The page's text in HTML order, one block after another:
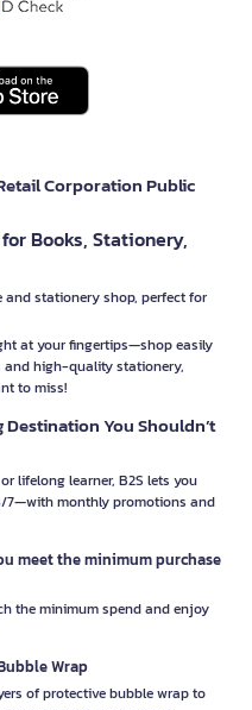
Corporation Public
Books, Stationery,
stationery shop, perfect for
at your fingertips—shop easily
and high-quality stationery,
to miss!
You Shouldn’t
lifelong learner, B2S lets you
7—with monthly promotions and
meet the minimum purchase
the minimum spend and enjoy
Wrap
of protective bubble wrap to